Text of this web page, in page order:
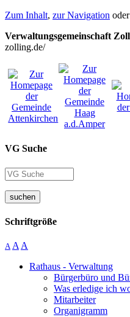
Zum Inhalt, zur Navigation oder
Verwaltungsgemeinschaft
zolling.de/
VG Suche
suchen
Schriftgröße
A A A
Rathaus - Verwaltung
Bürgerbüro und
Was erledige ich
Mitarbeiter
Organigramm